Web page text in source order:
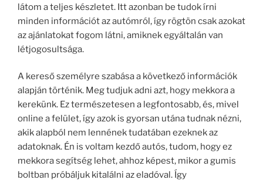
látom a teljes készletet. Itt azonban be tudok írni
minden információt az autómról, így rögtön csak azokat
az ajánlatokat fogom látni, amiknek egyáltalán van
létjogosultsága.
A kereső személyre szabása a következő információk
alapján történik. Meg tudjuk adni azt, hogy mekkora a
kerekünk. Ez természetesen a legfontosabb, és, mivel
online a felület, így azok is gyorsan utána tudnak nézni,
akik alapból nem lennének tudatában ezeknek az
adatoknak. Én is voltam kezdő autós, tudom, hogy ez
mekkora segítség lehet, ahhoz képest, mikor a gumis
boltban próbáljuk kitalálni az eladóval. Így